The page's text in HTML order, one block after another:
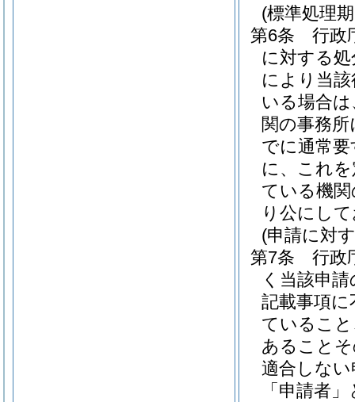
(標準処理
第6条
行政
に対する
により当
いる場合
関の事務
でに通常
に、これ
ている機
り公にし
(申請に対
第7条
行政
く当該申
記載事項
ているこ
あること
適合しな
「申請者